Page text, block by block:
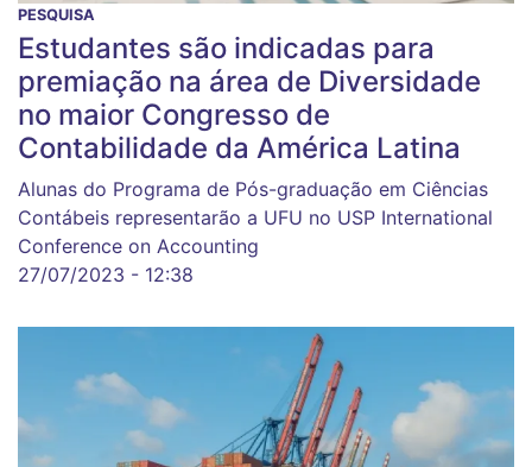
PESQUISA
Estudantes são indicadas para
premiação na área de Diversidade
no maior Congresso de
Contabilidade da América Latina
Alunas do Programa de Pós-graduação em Ciências
Contábeis representarão a UFU no USP International
Conference on Accounting
27/07/2023 - 12:38